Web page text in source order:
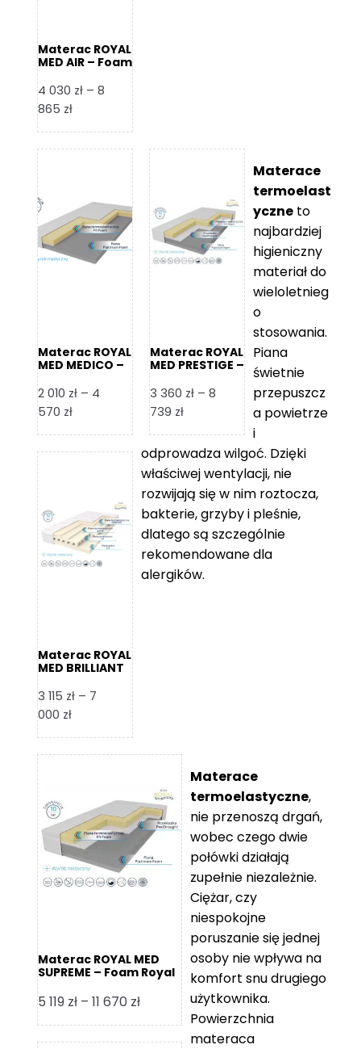
Materac ROYAL
MED AIR – Foam
4 030 zł – 8
865 złZakres
od
do
8
865 zł
Materac ROYAL
MED MEDICO –
2 010 zł – 4
570 złZakres
od
4
570 zł
Materac ROYAL
MED PRESTIGE –
3 360 zł – 8
739 złZakres
od
3
360 zł
do
8
739 zł
Materac ROYAL
MED BRILLIANT
3 115 zł – 7
000 złZakres
od
7
000 zł
Materace
termoelast
yczne to
najbardziej
higieniczny
materiał do
wieloletnieg
o
stosowania.
Piana
świetnie
przepuszcz
a powietrze
i
odprowadza wilgoć. Dzięki
właściwej wentylacji, nie
rozwijają się w nim roztocza,
bakterie, grzyby i pleśnie,
dlatego są szczególnie
rekomendowane dla
alergików.
Materac ROYAL MED
SUPREME – Foam Royal
5 119 zł – 11 670 złZakres
cen:
od
Materace
termoelastyczne,
nie przenoszą drgań,
wobec czego dwie
połówki działają
zupełnie niezależnie.
Ciężar, czy
niespokojne
poruszanie się jednej
osoby nie wpływa na
komfort snu drugiego
użytkownika.
Powierzchnia
materaca